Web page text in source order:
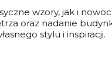
wzory, jak i
oraz nadanie
stylu i inspiracji.